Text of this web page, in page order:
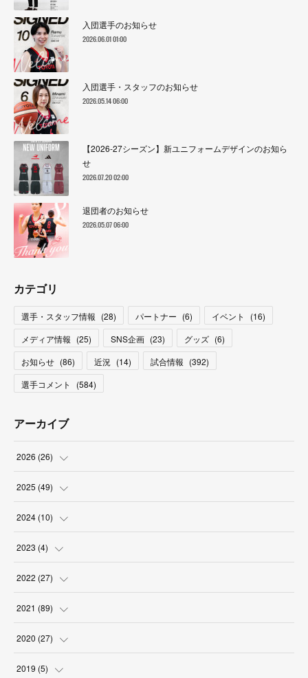
入団選手のお知らせ
2026.06.01 01:00
入団選手・スタッフのお知らせ
2026.05.14 06:00
【2026-27シーズン】新ユニフォームデザインのお知ら
せ
2026.07.20 02:00
退団者のお知らせ
2026.05.07 06:00
カテゴリ
選手・スタッフ情報 (28) パートナー (6) イベント (16)
メディア情報 (25) SNS企画 (23) グッズ (6)
お知らせ (86) 近況 (14) 試合情報 (392)
選手コメント
(584)
アーカイブ
2026 (26)
(2
(2
(
(3
2025 (49)
(6
( 10
(8
(4
2024 (10)
( )
(2
(1
(3
2023 (4)
(1
(3
2022 (27)
(2
(4
(
2021 (89)
(5
( )
2020 (27)
( )
2019 (5)